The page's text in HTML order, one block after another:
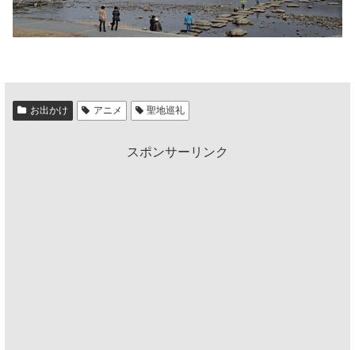
お出かけ アニメ 聖地巡礼
スポンサーリンク